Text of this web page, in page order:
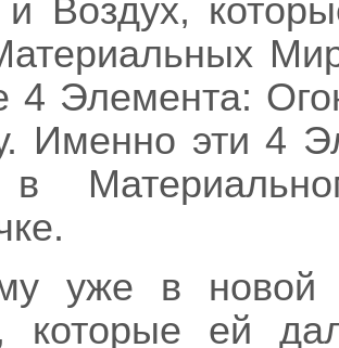
и Воздух,
4 Элемента:
Именно эти 4
уже в новой
которые ей